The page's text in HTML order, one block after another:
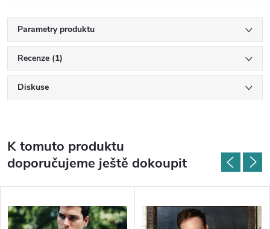
Parametry produktu
Recenze (1)
Diskuse
K tomuto produktu
doporučujeme ještě dokoupit